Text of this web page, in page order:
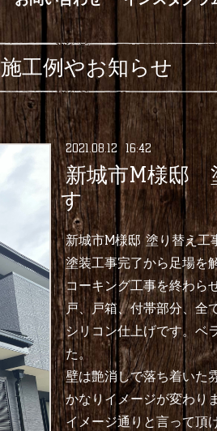
施工例やお知らせ
2021.08.12 16:42
新城市M様邸
す
新城市M様邸 塗り替え工
塗装工事完了から足場を
コーキング工事を終わら
戸、戸箱、付帯部分、全
シリコン仕上げです。ベ
た。
壁は艶消しで落ち着いた
かなりイメージが変わり
イメージ通りと言って頂